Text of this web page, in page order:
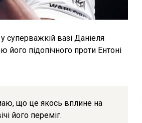
суперважкій вазі Даніеля
підопічного проти Ентоні
що це якось вплине на
його переміг.